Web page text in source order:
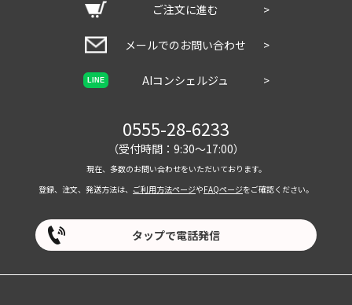
ご注文に進む >
メールでのお問い合わせ >
LINE AIコンシェルジュ >
0555-28-6233
（受付時間：9:30～17:00）
現在、多数のお問い合わせをいただいております。
登録、注文、発送方法は、 ご利用方法ページやFAQページをご確認ください。
タップで電話発信